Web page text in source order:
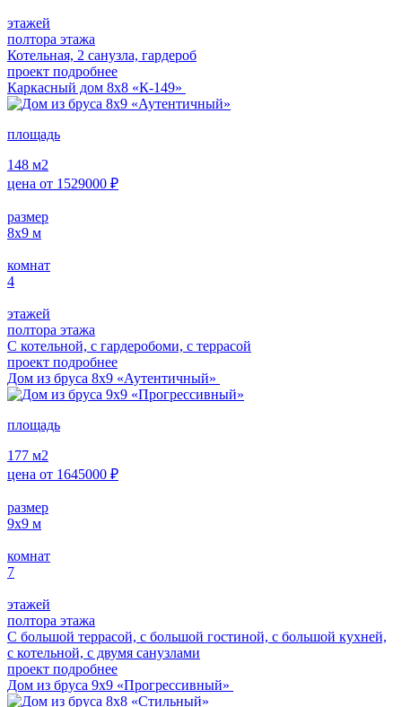
этажей
полтора этажа
Котельная, 2 санузла, гардероб
проект подробнее
Каркасный дом 8х8 «К-149»
площадь
148 м2
цена от 1529000 ₽
размер
8x9 м
комнат
4
этажей
полтора этажа
С котельной, с гардеробоми, с террасой
проект подробнее
Дом из бруса 8х9 «Аутентичный»
площадь
177 м2
цена от 1645000 ₽
размер
9x9 м
комнат
7
этажей
полтора этажа
С большой террасой, с большой гостиной, с большой кухней,
с котельной, с двумя санузлами
проект подробнее
Дом из бруса 9х9 «Прогрессивный»